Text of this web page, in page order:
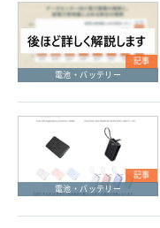
記事
電池・バッテリー
記事
電池・バッテリー